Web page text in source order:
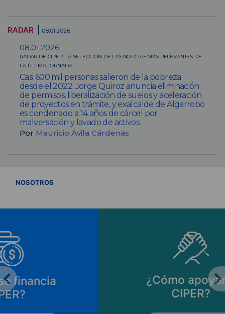
RADAR 08.01.2026
08.01.2026
RADAR DE CIPER: LA SELECCIÓN DE LAS NOTICIAS MÁS RELEVANTES DE
LA ÚLTIMA JORNADA
Casi 600 mil personas salieron de la pobreza
desde el 2022; Jorge Quiroz anuncia eliminación
de permisos, liberalización de suelos y aceleración
de proyectos en trámite, y exalcalde de Algarrobo
es condenado a 14 años de cárcel por
malversación y lavado de activos
Por Mauricio Ávila Cárdenas
NOSOTROS
¿Cómo apoyar a